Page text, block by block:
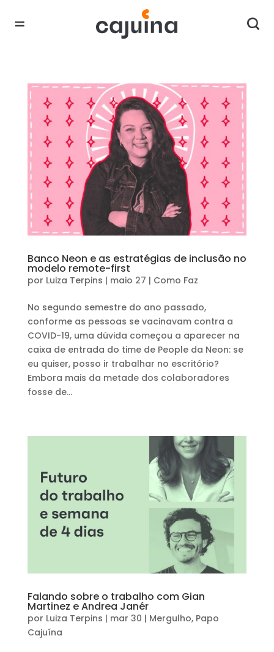
Banco Neon e as estratégias de inclusão no
modelo remote-first
por Luiza Terpins | maio 27 | Como Faz
No segundo semestre do ano passado,
conforme as pessoas se vacinavam contra a
COVID-19, uma dúvida começou a aparecer na
caixa de entrada do time de People da Neon: se
eu quiser, posso ir trabalhar no escritório?
Embora mais da metade dos colaboradores
fosse de...
Falando sobre o trabalho com Gian
Martinez e Andrea Janér
por Luiza Terpins | mar 30 | Mergulho, Papo
Cajuína